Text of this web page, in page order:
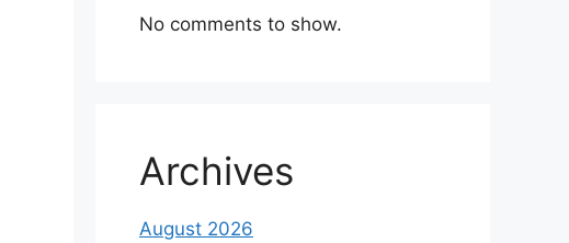
No comments to show.
Archives
August 2026